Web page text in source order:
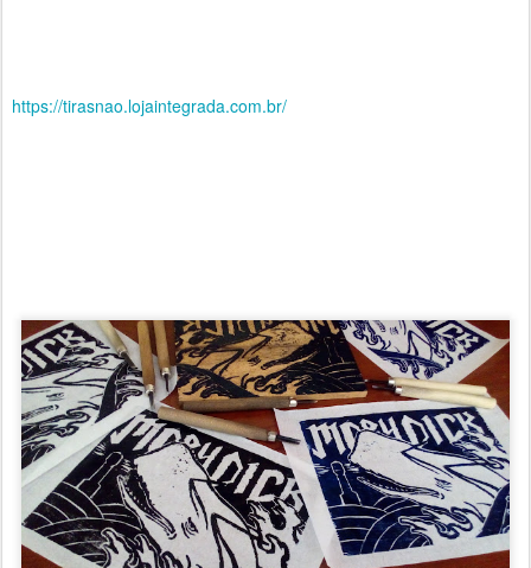
https://tirasnao.lojaintegrada.com.br/